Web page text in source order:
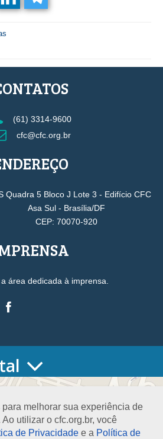
melhorar sua experiência de
utilizar o cfc.org.br, você
de Privacidade e a Política de
(61) 3314-9600
cfc@cfc.org.br
Quadra 5 Bloco J Lote 3 - Edifício CFC
Asa Sul - Brasília/DF
CEP: 70070-920
área dedicada à imprensa.